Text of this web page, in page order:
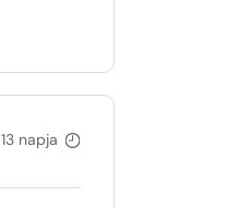
13 napja